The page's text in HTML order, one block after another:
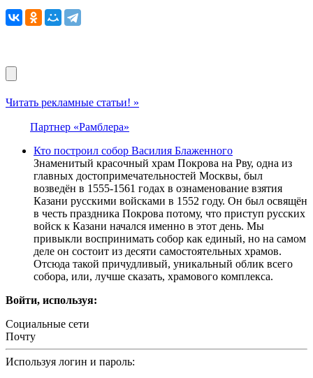
Читать рекламные статьи! »
Партнер «Рамблера»
Кто построил собор Василия Блаженного
Знаменитый красочный храм Покрова на Рву, одна из
главных достопримечательностей Москвы, был
возведён в 1555-1561 годах в ознаменование взятия
Казани русскими войсками в 1552 году. Он был освящён
в честь праздника Покрова потому, что приступ русских
войск к Казани начался именно в этот день. Мы
привыкли воспринимать собор как единый, но на самом
деле он состоит из десяти самостоятельных храмов.
Отсюда такой причудливый, уникальный облик всего
собора, или, лучше сказать, храмового комплекса.
Войти, используя:
Социальные сети
Почту
Используя логин и пароль: